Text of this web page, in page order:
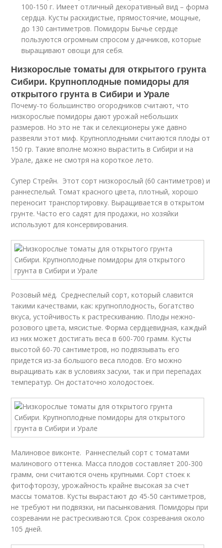
100-150 г. Имеет отличный декоративный вид – форма
сердца. Кусты раскидистые, прямостоячие, мощные,
до 130 сантиметров. Помидоры Бычье сердце
пользуются огромным спросом у дачников, которые
выращивают овощи для себя.
Низкорослые томаты для открытого грунта
Сибири. Крупноплодные помидоры для
открытого грунта в Сибири и Урале
Почему-то большинство огородников считают, что
низкорослые помидоры дают урожай небольших
размеров. Но это не так и селекционеры уже давно
развеяли этот миф. Крупноплодными считаются плоды от
150 гр. Такие вполне можно вырастить в Сибири и на
Урале, даже не смотря на короткое лето.
Супер Стрейн. Этот сорт низкорослый (60 сантиметров) и
раннеспелый. Томат красного цвета, плотный, хорошо
переносит транспортировку. Выращивается в открытом
грунте. Часто его садят для продажи, но хозяйки
используют для консервирования.
Розовый мёд. Среднеспелый сорт, который славится
такими качествами, как: крупноплодность, богатство
вкуса, устойчивость к растрескиванию. Плоды нежно-
розового цвета, мясистые. Форма сердцевидная, каждый
из них может достигать веса в 600-700 грамм. Кусты
высотой 60-70 сантиметров, но подвязывать его
придется из-за большого веса плодов. Его можно
выращивать как в условиях засухи, так и при перепадах
температур. Он достаточно холодостоек.
Малиновое виконте. Раннеспелый сорт с томатами
малинового оттенка. Масса плодов составляет 200-300
грамм, они считаются очень крупными. Сорт стоек к
фитофторозу, урожайность крайне высокая за счет
массы томатов. Кусты вырастают до 45-50 сантиметров,
не требуют ни подвязки, ни пасынкования. Помидоры при
созревании не растрескиваются. Срок созревания около
105 дней.